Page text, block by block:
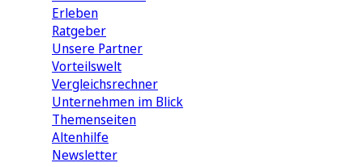
Erleben
Ratgeber
Unsere Partner
Vorteilswelt
Vergleichsrechner
Unternehmen im Blick
Themenseiten
Altenhilfe
Newsletter